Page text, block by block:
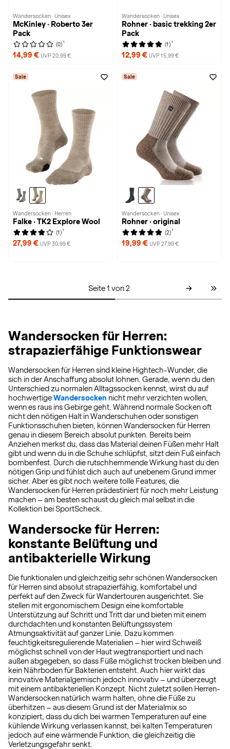
Wandersocken · Unisex
McKinley · Roberto 3er
Pack
(0) 1
14,99 € UVP 20,99 €
Wandersocken · Unisex
Rohner · basic trekking 2er
Pack
(1) 1
12,99 € UVP 15,99 €
Sale
Wandersocken · Herren
Falke · TK2 Explore Wool
(1) 1
27,99 € UVP 30,99 €
Sale
Wandersocken · Unisex
Rohner · original
(2) 1
19,99 € UVP 27,99 €
Seite 1 von 2
Wandersocken für Herren:
strapazierfähige Funktionswear
Wandersocken für Herren sind kleine Hightech-Wunder, die
sich in der Anschaffung absolut lohnen. Gerade, wenn du den
Unterschied zu normalen Alltagssocken kennst, wirst du auf
hochwertigeWandersocken nicht mehr verzichten wollen,
wenn es raus ins Gebirge geht. Während normale Socken oft
nicht den nötigen Halt in Wanderschuhen oder sonstigen
Funktionsschuhen bieten, können Wandersocken für Herren
genau in diesem Bereich absolut punkten. Bereits beim
Anziehen merkst du, dass das Material deinen Füßen mehr Halt
gibt und wenn du in die Schuhe schlüpfst, sitzt dein Fuß einfach
bombenfest. Durch die rutschhemmende Wirkung hast du den
nötigen Grip und fühlst dich auch auf unebenem Grund immer
sicher. Aber es gibt noch weitere tolle Features, die
Wandersocken für Herren prädestiniert für noch mehr Leistung
machen – am besten schaust du gleich mal selbst in die
Kollektion bei SportScheck.
Wandersocke für Herren:
konstante Belüftung und
antibakterielle Wirkung
Die funktionalen und gleichzeitig sehr schönen Wandersocken
für Herren sind absolut strapazierfähig, komfortabel und
perfekt auf den Zweck für Wandertouren ausgerichtet. Sie
stellen mit ergonomischem Design eine komfortable
Unterstützung auf Schritt und Tritt dar und bieten mit einem
durchdachten und konstanten Belüftungssystem
Atmungsaktivität auf ganzer Linie. Dazu kommen
feuchtigkeitsregulierende Materialien – hier wird Schweiß
möglichst schnell von der Haut wegtransportiert und nach
außen abgegeben, so dass Füße möglichst trocken bleiben und
kein Nährboden für Bakterien entsteht. Auch hier wirkt das
innovative Materialgemisch jedoch innovativ – und überzeugt
mit einem antibakteriellen Konzept. Nicht zuletzt sollen Herren-
Wandersocken natürlich warm halten, ohne die Füße zu
überhitzen – aus diesem Grund ist der Materialmix so
konzipiert, dass du dich bei warmen Temperaturen auf eine
kühlende Wirkung verlassen kannst, bei kalten Temperaturen
jedoch auf eine wärmende Funktion, die gleichzeitig die
Verletzungsgefahr senkt.